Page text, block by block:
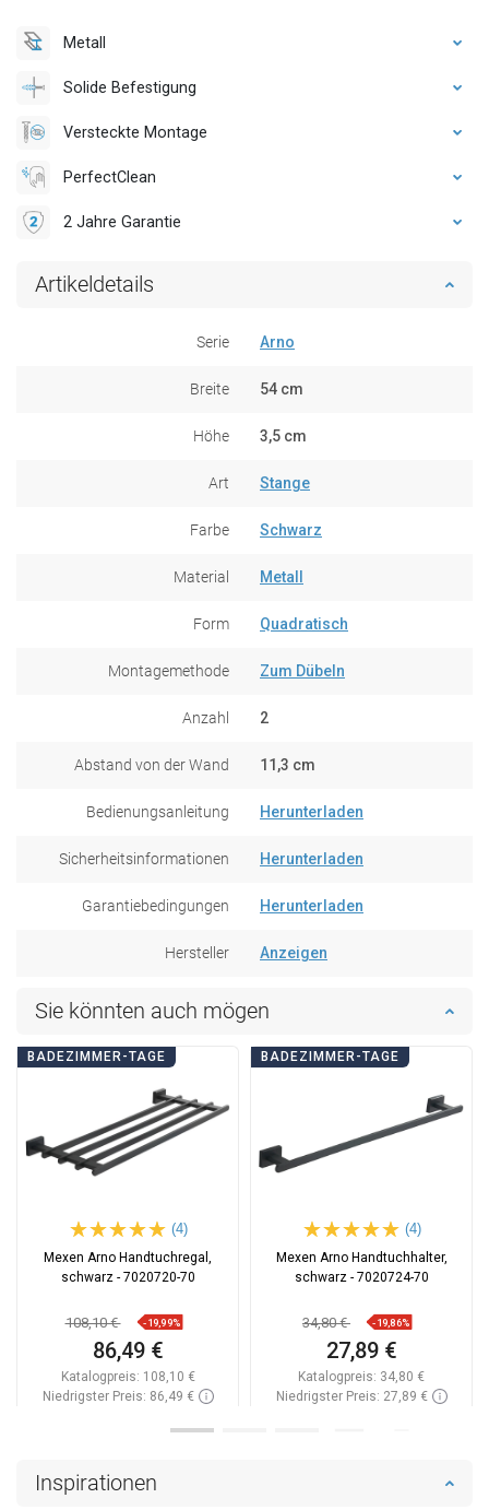
Metall
Solide Befestigung
Versteckte Montage
PerfectClean
2 Jahre Garantie
Artikeldetails
Serie Arno
Breite 54 cm
Höhe 3,5 cm
Art Stange
Farbe Schwarz
Material Metall
Form Quadratisch
Montagemethode Zum Dübeln
Anzahl 2
Abstand von der Wand 11,3 cm
Bedienungsanleitung Herunterladen
Sicherheitsinformationen Herunterladen
Garantiebedingungen Herunterladen
Hersteller Anzeigen
Sie könnten auch mögen
BADEZIMMER-TAGE
(4)
Mexen Arno Handtuchregal,
schwarz - 7020720-70
108,10 € -19,99%
86,49 €
Katalogpreis: 108,10 €
Niedrigster Preis: 86,49 €
BADEZIMMER-TAGE
(4)
Mexen Arno Handtuchhalter,
schwarz - 7020724-70
34,80 € -19,86%
27,89 €
Katalogpreis: 34,80 €
Niedrigster Preis: 27,89 €
Inspirationen